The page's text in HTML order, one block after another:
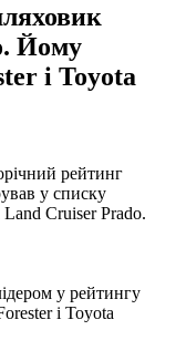
Йому
і Toyota
рейтинг
у списку
Cruiser Prado.
у рейтингу
і Toyota